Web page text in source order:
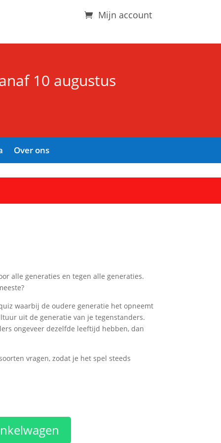
Mijn account
10 augustus
Over ons
alle generaties en tegen alle generaties.
waarbij de oudere generatie het opneemt
uit de generatie van je tegenstanders.
ongeveer dezelfde leeftijd hebben, dan
vragen, zodat je het spel steeds